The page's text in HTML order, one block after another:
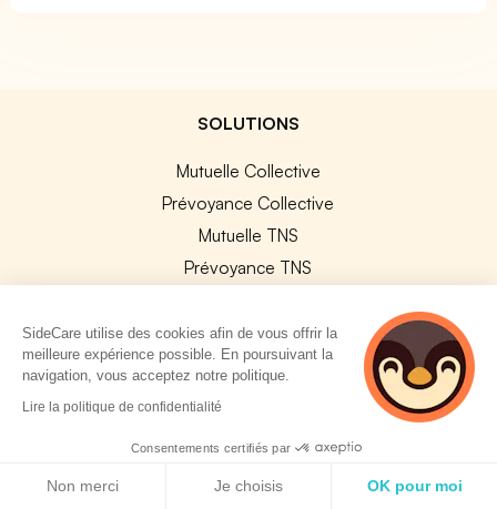
SOLUTIONS
Mutuelle Collective
Prévoyance Collective
Mutuelle TNS
Prévoyance TNS
SideCard
SideStore
SideCare utilise des cookies afin de vous offrir la
meilleure expérience possible. En poursuivant la
navigation, vous acceptez notre politique.
Lire la politique de confidentialité
Consentements certifiés par
Non merci Je choisis OK pour moi
5 personnes
consultent
actuellement cette